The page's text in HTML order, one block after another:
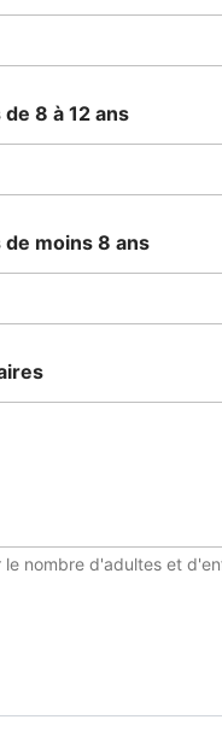
8 à 12 ans
moins 8 ans
le nombre d'adultes et